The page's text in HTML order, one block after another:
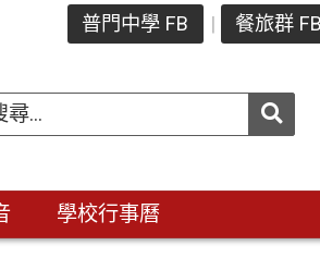
普門中學 FB 餐旅群 FB
送出
學校行事曆